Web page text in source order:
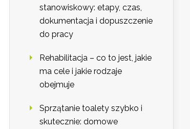
stanowiskowy: etapy, czas,
dokumentacja i dopuszczenie
do pracy
Rehabilitacja – co to jest, jakie
ma cele i jakie rodzaje
obejmuje
Sprzątanie toalety szybko i
skutecznie: domowe